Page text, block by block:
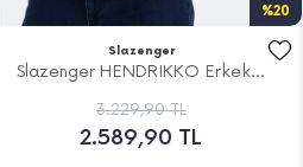
%20
Slazenger
Slazenger HENDRIKKO Erkek...
3.229,90 TL
2.589,90 TL